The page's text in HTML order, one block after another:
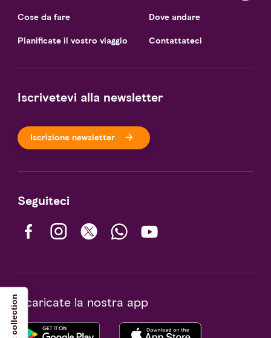
Cose da fare
Pianificate il vostro viaggio
Dove andare
Contattateci
Iscrivetevi alla newsletter
Iscrizione newsletter
Seguiteci
Scaricate la nostra app